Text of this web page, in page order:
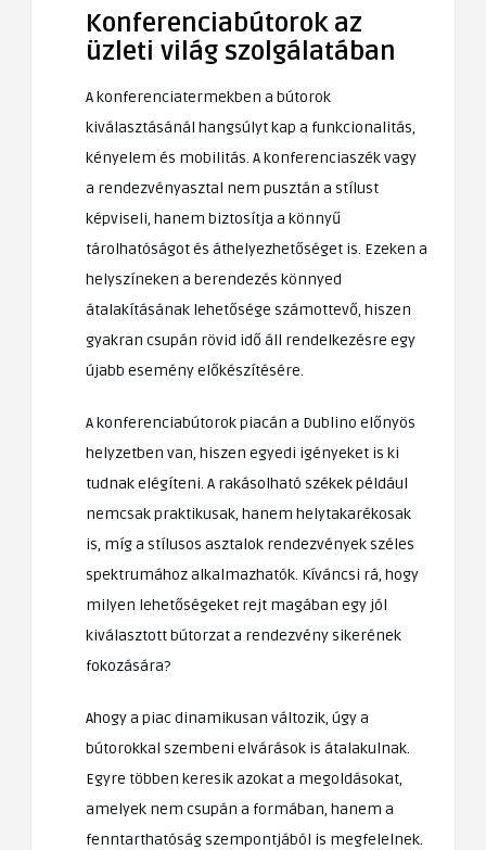
Konferenciabútorok az
üzleti világ szolgálatában
A konferenciatermekben a bútorok
kiválasztásánál hangsúlyt kap a funkcionalitás,
kényelem és mobilitás. A konferenciaszék vagy
a rendezvényasztal nem pusztán a stílust
képviseli, hanem biztosítja a könnyű
tárolhatóságot és áthelyezhetőséget is. Ezeken a
helyszíneken a berendezés könnyed
átalakításának lehetősége számottevő, hiszen
gyakran csupán rövid idő áll rendelkezésre egy
újabb esemény előkészítésére.
A konferenciabútorok piacán a Dublino előnyös
helyzetben van, hiszen egyedi igényeket is ki
tudnak elégíteni. A rakásolható székek például
nemcsak praktikusak, hanem helytakarékosak
is, míg a stílusos asztalok rendezvények széles
spektrumához alkalmazhatók. Kíváncsi rá, hogy
milyen lehetőségeket rejt magában egy jól
kiválasztott bútorzat a rendezvény sikerének
fokozására?
Ahogy a piac dinamikusan változik, úgy a
bútorokkal szembeni elvárások is átalakulnak.
Egyre többen keresik azokat a megoldásokat,
amelyek nem csupán a formában, hanem a
fenntarthatóság szempontjából is megfelelnek.